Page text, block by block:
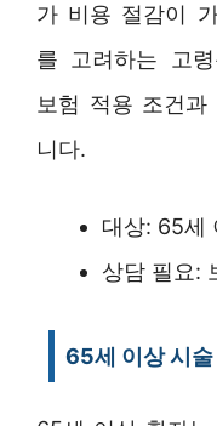
가 비용 절감이
를 고려하는 고
보험 적용 조건
니다.
대상: 65세
상담 필요:
65세 이상 시술